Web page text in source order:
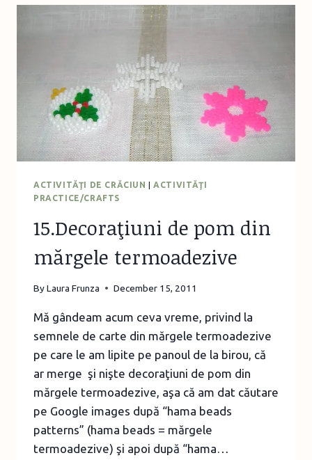
DE
COCOS
ACTIVITĂŢI DE CRĂCIUN |ACTIVITĂŢI
PRACTICE/CRAFTS
15.Decoraţiuni de pom din
mărgele termoadezive
ByLaura Frunza December 15, 2011
Mă gândeam acum ceva vreme, privind la
semnele de carte din mărgele termoadezive
pe care le am lipite pe panoul de la birou, că
ar merge şi nişte decoraţiuni de pom din
mărgele termoadezive, aşa că am dat căutare
pe Google images după “hama beads
patterns” (hama beads = mărgele
termoadezive) şi apoi după “hama…